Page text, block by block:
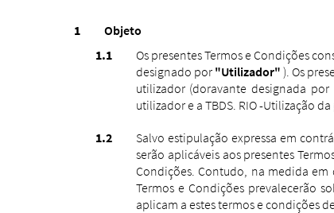
Objeto
Os presentes Termos e Condições
designado por "Utilizador" ). Os
utilizador (doravante designada por
utilizador e a TBDS. RIO -Utilização
Salvo estipulação expressa em
serão aplicáveis ​​aos presentes
Condições. Contudo, na medida em
Termos e Condições prevalecerão
aplicam a estes termos e condições